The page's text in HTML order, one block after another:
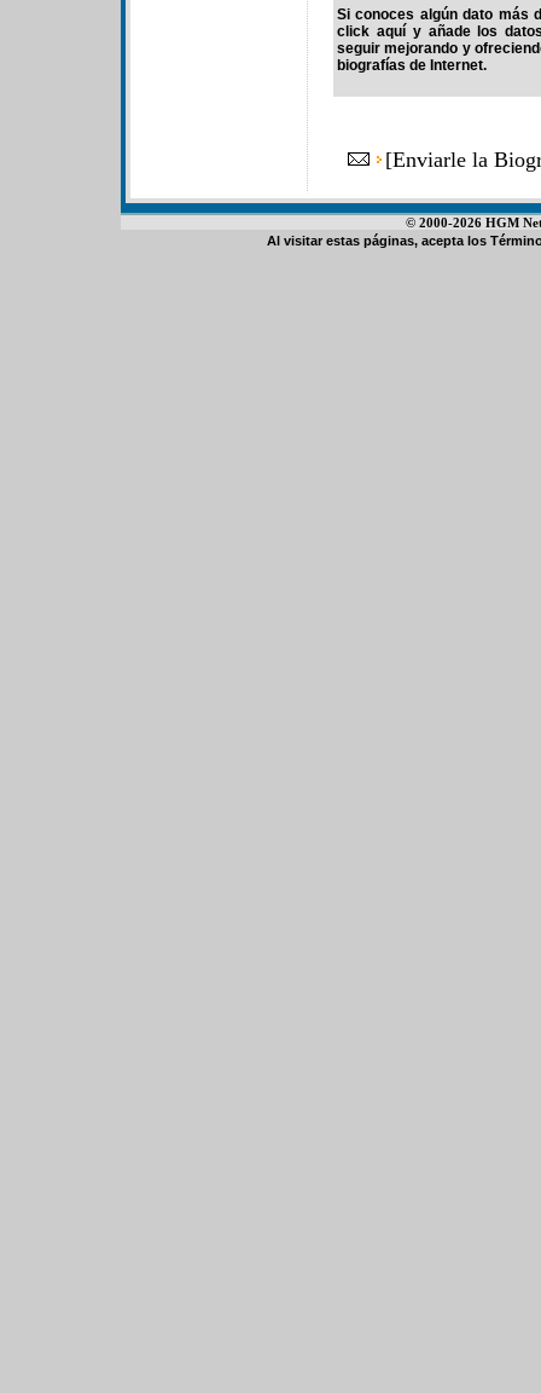
Si conoces algún dato más
click aquí y añade los
seguir mejorando y
biografías de Internet.
[Enviarle la
© 2000-2026 HGM
Al visitar estas páginas, acepta los